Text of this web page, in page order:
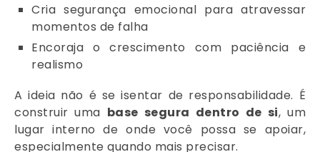
Cria segurança emocional para atravessar
momentos de falha
Encoraja o crescimento com paciência e
realismo
A ideia não é se isentar de responsabilidade. É
construir uma base segura dentro de si, um
lugar interno de onde você possa se apoiar,
especialmente quando mais precisar.